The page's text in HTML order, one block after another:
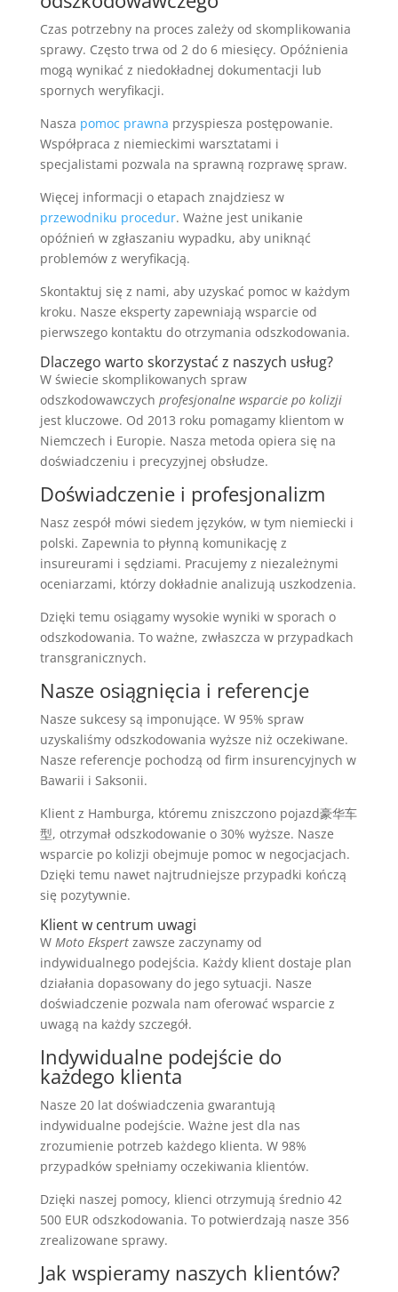
Czas potrzebny na proces zależy od skomplikowania
sprawy. Często trwa od 2 do 6 miesięcy. Opóźnienia
mogą wynikać z niedokładnej dokumentacji lub
spornych weryfikacji.
Nasza pomoc prawna przyspiesza postępowanie.
Współpraca z niemieckimi warsztatami i
specjalistami pozwala na sprawną rozprawę spraw.
Więcej informacji o etapach znajdziesz w
przewodniku procedur. Ważne jest unikanie
opóźnień w zgłaszaniu wypadku, aby uniknąć
problemów z weryfikacją.
Skontaktuj się z nami, aby uzyskać pomoc w każdym
kroku. Nasze eksperty zapewniają wsparcie od
pierwszego kontaktu do otrzymania odszkodowania.
Dlaczego warto skorzystać z naszych usług?
W świecie skomplikowanych spraw
odszkodowawczych profesjonalne wsparcie po kolizji
jest kluczowe. Od 2013 roku pomagamy klientom w
Niemczech i Europie. Nasza metoda opiera się na
doświadczeniu i precyzyjnej obsłudze.
Doświadczenie i profesjonalizm
Nasz zespół mówi siedem języków, w tym niemiecki i
polski. Zapewnia to płynną komunikację z
insureurami i sędziami. Pracujemy z niezależnymi
oceniarzami, którzy dokładnie analizują uszkodzenia.
Dzięki temu osiągamy wysokie wyniki w sporach o
odszkodowania. To ważne, zwłaszcza w przypadkach
transgranicznych.
Nasze osiągnięcia i referencje
Nasze sukcesy są imponujące. W 95% spraw
uzyskaliśmy odszkodowania wyższe niż oczekiwane.
Nasze referencje pochodzą od firm insurencyjnych w
Bawarii i Saksonii.
Klient z Hamburga, któremu zniszczono pojazd豪华车
型, otrzymał odszkodowanie o 30% wyższe. Nasze
wsparcie po kolizji obejmuje pomoc w negocjacjach.
Dzięki temu nawet najtrudniejsze przypadki kończą
się pozytywnie.
Klient w centrum uwagi
W Moto Ekspertzawsze zaczynamy od
indywidualnego podejścia. Każdy klient dostaje plan
działania dopasowany do jego sytuacji. Nasze
doświadczenie pozwala nam oferować wsparcie z
uwagą na każdy szczegół.
Indywidualne podejście do
każdego klienta
Nasze 20 lat doświadczenia gwarantują
indywidualne podejście. Ważne jest dla nas
zrozumienie potrzeb każdego klienta. W 98%
przypadków spełniamy oczekiwania klientów.
Dzięki naszej pomocy, klienci otrzymują średnio 42
500 EUR odszkodowania. To potwierdzają nasze 356
zrealizowane sprawy.
Jak wspieramy naszych klientów?